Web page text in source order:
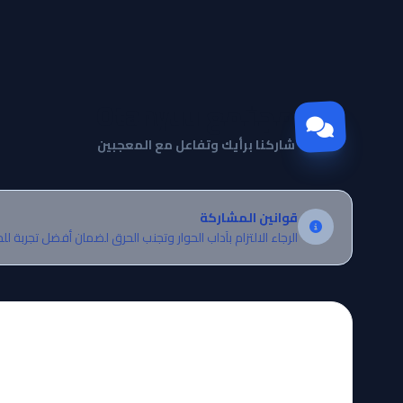
مجتمع Otanyuu
شاركنا برأيك وتفاعل مع المعجبين
قوانين المشاركة
الرجاء الالتزام بآداب الحوار وتجنب الحرق لضمان أفضل تجربة